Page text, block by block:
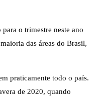
o trimestre neste ano
das áreas do Brasil,
praticamente todo o país.
de 2020, quando